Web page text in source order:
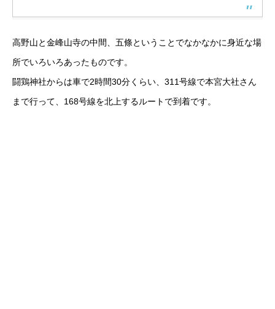
高野山と金峰山寺の中間、五條ということでなかなかに身近な場
所でいろいろあったものです。
闘鶏神社からは車で2時間30分くらい、311号線で本宮大社さん
まで行って、168号線を北上するルートで到着です。